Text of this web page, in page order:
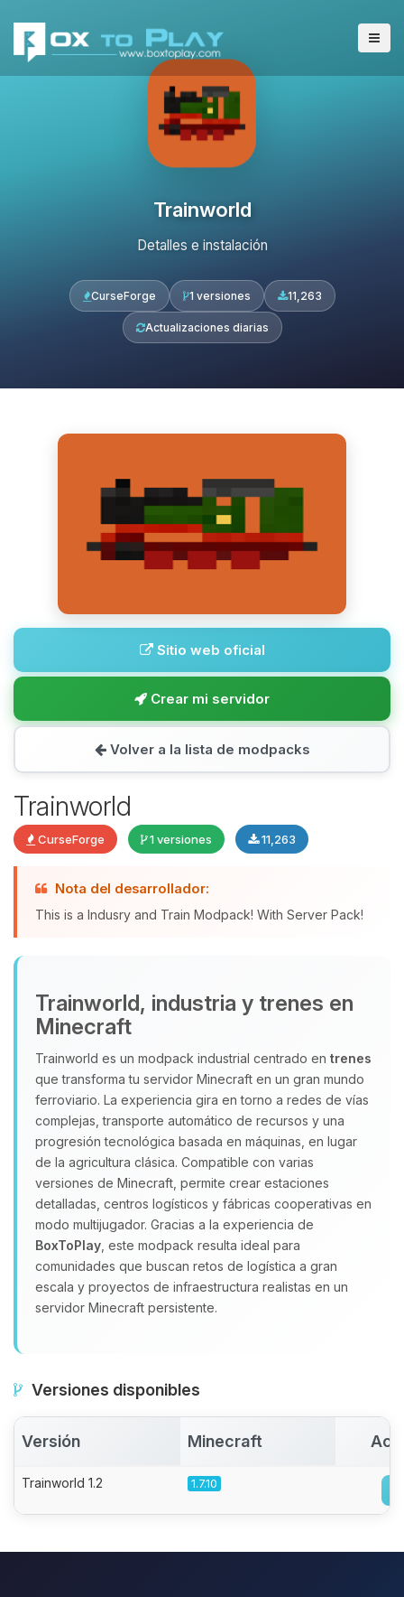
Trainworld
Detalles e instalación
CurseForge 1 versiones 11,263
Actualizaciones diarias
Sitio web oficial
Crear mi servidor
Volver a la lista de modpacks
Trainworld
CurseForge 1 versiones 11,263
Nota del desarrollador:
This is a Indusry and Train Modpack! With Server Pack!
Trainworld, industria y trenes en
Minecraft
Trainworld es un modpack industrial centrado en trenes
que transforma tu servidor Minecraft en un gran mundo
ferroviario. La experiencia gira en torno a redes de vías
complejas, transporte automático de recursos y una
progresión tecnológica basada en máquinas, en lugar
de la agricultura clásica. Compatible con varias
versiones de Minecraft, permite crear estaciones
detalladas, centros logísticos y fábricas cooperativas en
modo multijugador. Gracias a la experiencia de
BoxToPlay , este modpack resulta ideal para
comunidades que buscan retos de logística a gran
escala y proyectos de infraestructura realistas en un
servidor Minecraft persistente.
Versiones disponibles
Versión Minecraft
Trainworld 1.2 1.7.10
hablar! Soy Choupy, tu pequeno
asistente de BoxToPlay. Cuentame